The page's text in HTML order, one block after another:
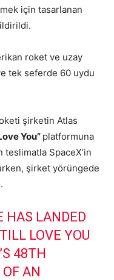
için tasarlanan
roket ve uzay
tek seferde 60 uydu
şirketin Atlas
You” platformuna
teslimatla SpaceX’in
şirket yörüngede
HAS LANDED
LOVE YOU
48TH
AN